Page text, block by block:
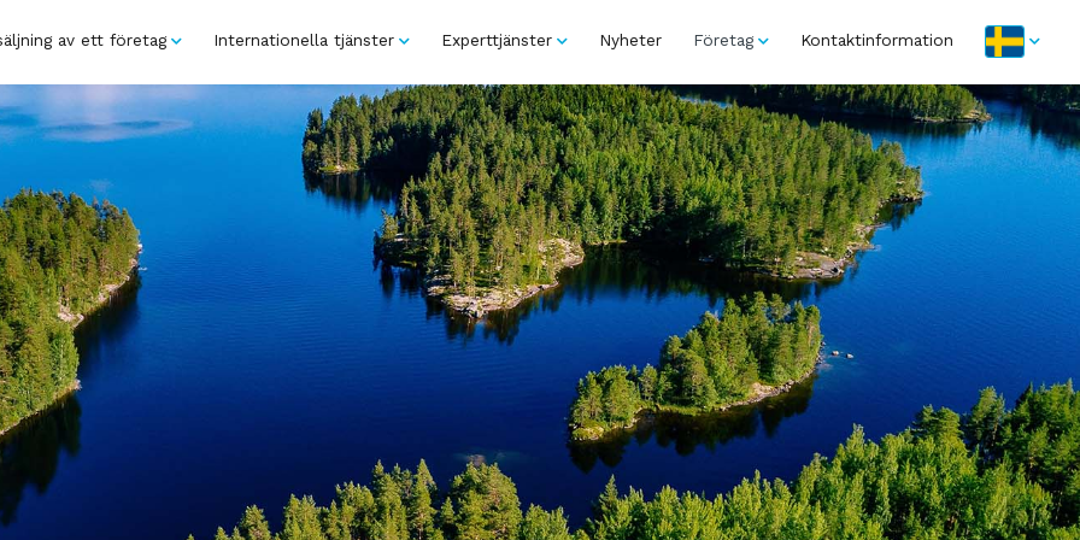
av ett företag Internationella tjänster Experttjänster Nyheter Företag Kontaktinformation